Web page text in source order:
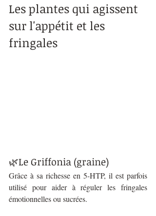
Les plantes qui agissent
sur l'appétit et les
fringales
🌿Le Griffonia (graine)
Grâce à sa richesse en 5-HTP, il est parfois
utilisé pour aider à réguler les fringales
émotionnelles ou sucrées.